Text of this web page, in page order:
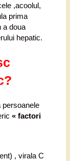
,acoolul,
prima
a doua
hepatic.
persoanele
« factori
, virala C